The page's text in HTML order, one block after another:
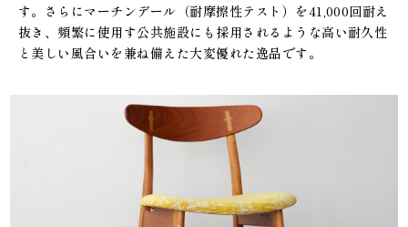
す。さらにマーチンデール（耐摩擦性テスト）を41,000回耐え
抜き、頻繁に使用す公共施設にも採用されるような高い耐久性
と美しい風合いを兼ね備えた大変優れた逸品です。